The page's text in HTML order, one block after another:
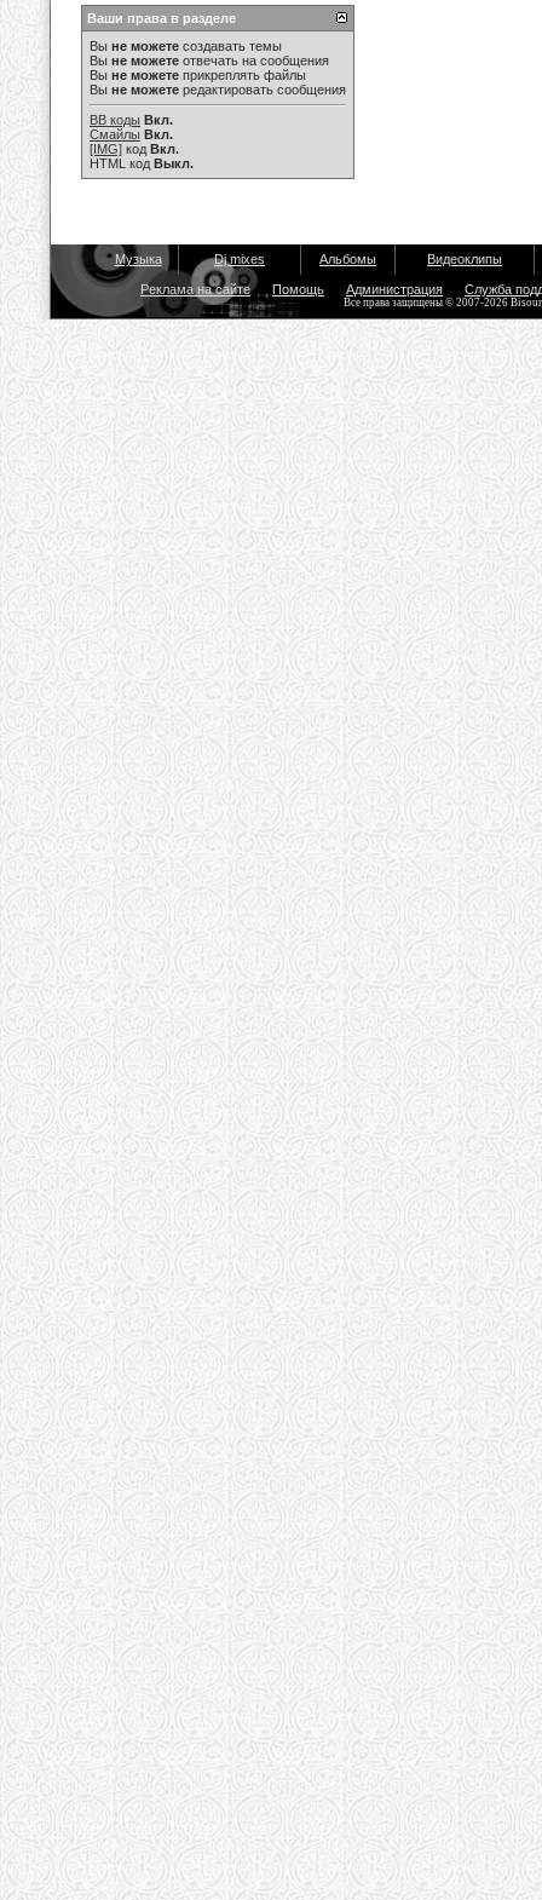
Ваши права в разделе
Вы не можете создавать темы
Вы не можете отвечать на сообщения
Вы не можете прикреплять файлы
Вы не можете редактировать сообщения
BB коды Вкл.
Смайлы Вкл.
[IMG] код Вкл.
HTML код Выкл.
Музыка Dj mixes Альбомы Видеоклипы
Реклама на сайте Помощь Администрация Служба
Все права защищены © 2007-2026